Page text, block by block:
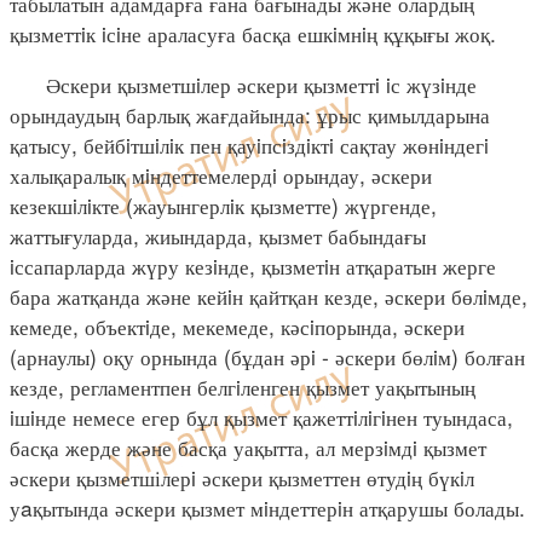
қызметтiк iсiне араласуға басқа ешкiмнiң құқығы жоқ.
Әскери қызметшiлер әскери қызметтi iс жүзiнде
орындаудың барлық жағдайында: ұрыс қимылдарына
қатысу, бейбiтшiлiк пен қауiпсiздiктi сақтау жөнiндегi
халықаралық мiндеттемелердi орындау, әскери
кезекшiлiкте (жауынгерлiк қызметте) жүргенде,
жаттығуларда, жиындарда, қызмет бабындағы
iссапарларда жүру кезiнде, қызметiн атқаратын жерге
бара жатқанда және кейiн қайтқан кезде, әскери бөлiмде,
кемеде, объектiде, мекемеде, кәсiпорында, әскери
(арнаулы) оқу орнында (бұдан әрi - әскери бөлiм) болған
кезде, регламентпен белгiленген қызмет уақытының
iшiнде немесе егер бұл қызмет қажеттiлiгiнен туындаса,
басқа жерде және басқа уақытта, ал мерзiмдi қызмет
әскери қызметшілерi әскери қызметтен өтудiң бүкiл
уaқытында әскери қызмет мiндеттерiн атқарушы болады.